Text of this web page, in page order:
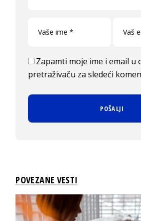
Zapamti moje ime i email u
pretraživaču za sledeći
POVEZANE VESTI